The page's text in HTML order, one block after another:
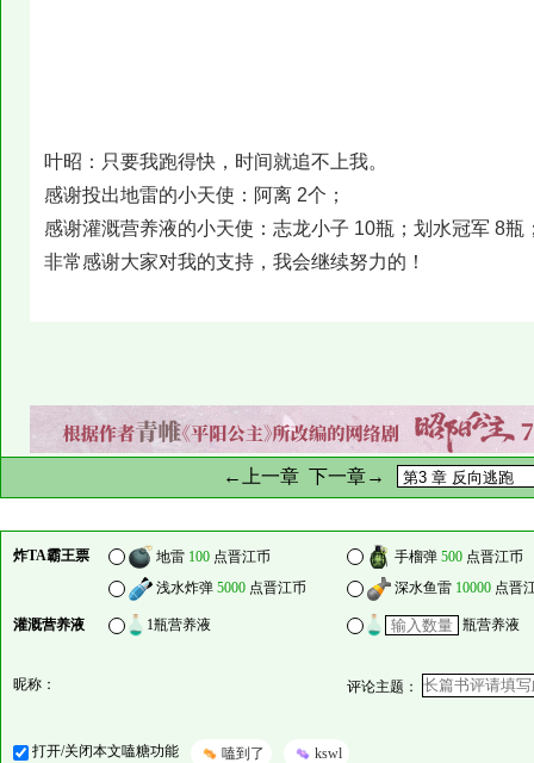
叶昭：只要我跑得快，时间就追不上我。
感谢投出地雷的小天使：阿离 2个；
感谢灌溉营养液的小天使：志龙小子 10瓶；划水冠军 8瓶
非常感谢大家对我的支持，我会继续努力的！
←上一章 下一章→
炸TA霸王票 地雷 100 点晋江币 手榴弹 500 点晋江币
浅水炸弹 5000 点晋江币 深水鱼雷 10000 点晋
灌溉营养液 1瓶营养液 瓶营养液
昵称： 评论主题：
打开/关闭本文嗑糖功能 嗑到了 kswl